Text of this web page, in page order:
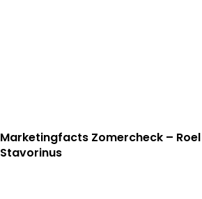
Marketingfacts Zomercheck – Roel
Stavorinus